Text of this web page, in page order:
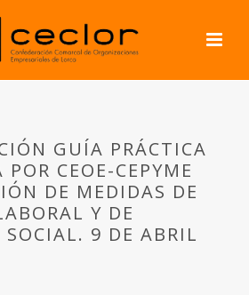
GUÍA PRÁCTICA
POR CEOE-CEPYME
DE MEDIDAS DE
Y DE
SOCIAL. 9 DE ABRIL